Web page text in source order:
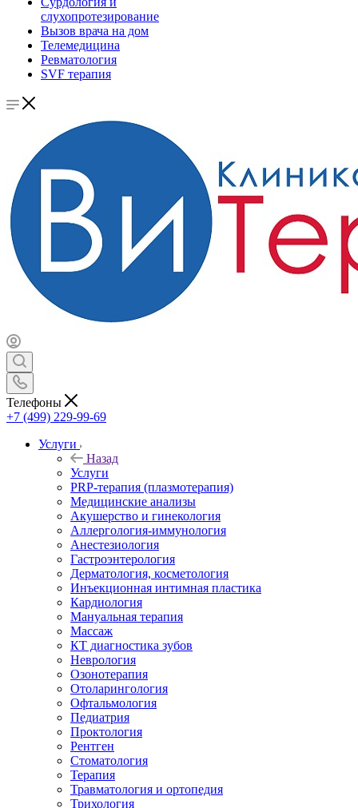
слухопротезирование
Вызов врача на дом
Телемедицина
Ревматология
SVF терапия
Телефоны
+7 (499) 229-99-69
Услуги
Назад
Услуги
PRP-терапия (плазмотерапия)
Медицинские анализы
Акушерство и гинекология
Аллергология-иммунология
Анестезиология
Гастроэнтерология
Дерматология, косметология
Инъекционная интимная пластика
Кардиология
Мануальная терапия
Массаж
КТ диагностика зубов
Неврология
Озонотерапия
Отоларингология
Офтальмология
Педиатрия
Проктология
Рентген
Стоматология
Терапия
Травматология и ортопедия
Трихология